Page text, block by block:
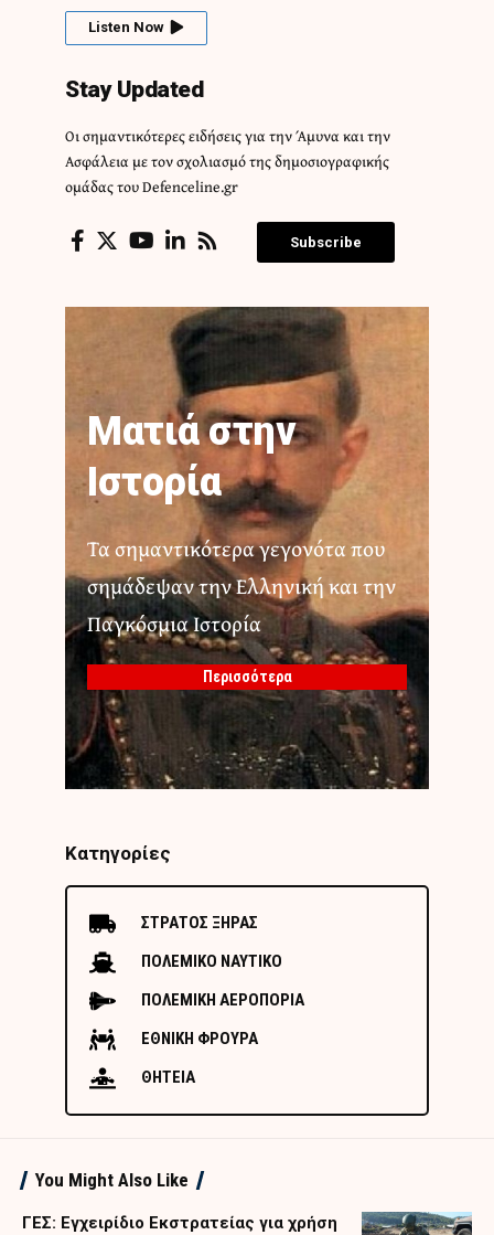
Listen Now
Stay Updated
Οι σημαντικότερες ειδήσεις για την Άμυνα και την
Ασφάλεια με τον σχολιασμό της δημοσιογραφικής
ομάδας του Defenceline.gr
Subscribe
Ματιά στην
Ιστορία
Τα σημαντικότερα γεγονότα που
σημάδεψαν την Ελληνική και την
Παγκόσμια Ιστορία
Περισσότερα
Κατηγορίες
ΣΤΡΑΤΟΣ ΞΗΡΑΣ
ΠΟΛΕΜΙΚΟ ΝΑΥΤΙΚΟ
ΠΟΛΕΜΙΚΗ ΑΕΡΟΠΟΡΙΑ
ΕΘΝΙΚΗ ΦΡΟΥΡΑ
ΘΗΤΕΙΑ
You Might Also Like
ΓΕΣ: Εγχειρίδιο Εκστρατείας για χρήση